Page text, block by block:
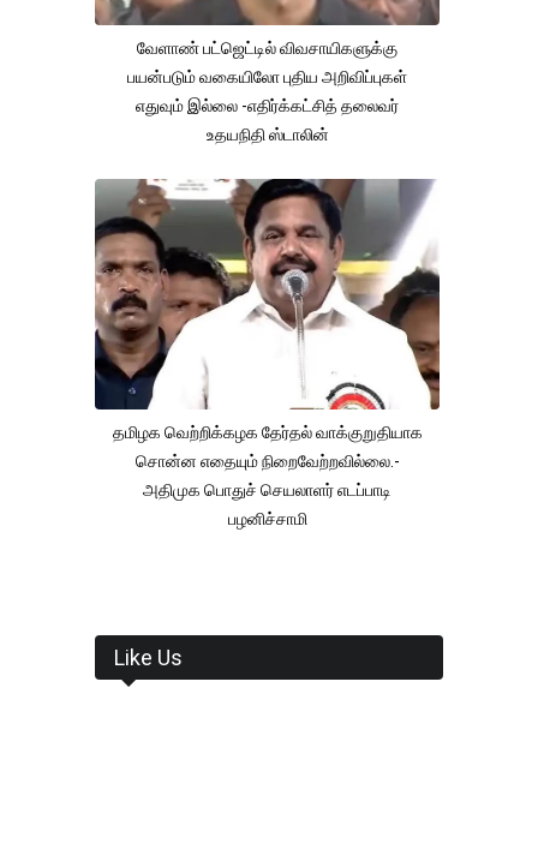
வேளாண் பட்ஜெட்டில் விவசாயிகளுக்கு
பயன்படும் வகையிலோ புதிய அறிவிப்புகள்
எதுவும் இல்லை -எதிர்க்கட்சித் தலைவர்
உதயநிதி ஸ்டாலின்
தமிழக வெற்றிக்கழக தேர்தல் வாக்குறுதியாக
சொன்ன எதையும் நிறைவேற்றவில்லை.-
அதிமுக பொதுச் செயலாளர் எடப்பாடி
பழனிச்சாமி
Like Us